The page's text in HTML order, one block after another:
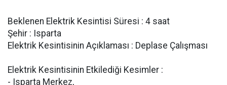
Beklenen Elektrik Kesintisi Süresi : 4 saat
Şehir : Isparta
Elektrik Kesintisinin Açıklaması : Deplase Çalışması
Elektrik Kesintisinin Etkilediği Kesimler :
- Isparta Merkez,